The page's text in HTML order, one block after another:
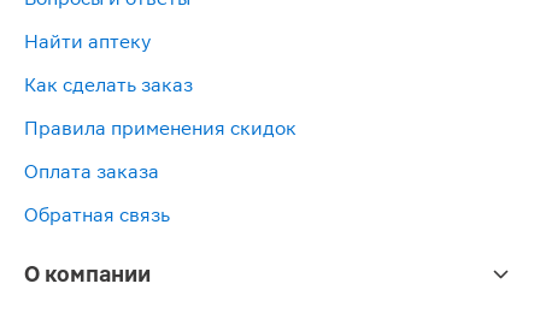
Найти аптеку
Как сделать заказ
Правила применения скидок
Оплата заказа
Обратная связь
О компании